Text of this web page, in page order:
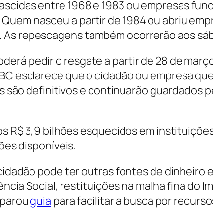
entre 1968 e 1983 ou empresas
nasceu a partir de 1984 ou abriu
repescagens também ocorrerão aos
pedir o resgate a partir de 28 de
esclarece que o cidadão ou empresa
são definitivos e continuarão guardados
R$ 3,9 bilhões esquecidos em
disponíveis.
pode ter outras fontes de dinheiro
Social, restituições na malha fina do
guia para facilitar a busca por